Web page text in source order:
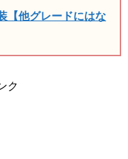
【他グレードにはな
ク